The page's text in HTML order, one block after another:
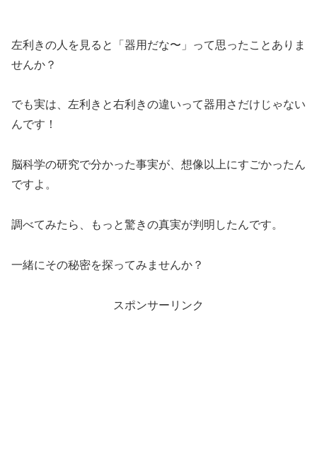
左利きの人を見ると「器用だな〜」って思ったことありま
せんか？
でも実は、左利きと右利きの違いって器用さだけじゃない
んです！
脳科学の研究で分かった事実が、想像以上にすごかったん
ですよ。
調べてみたら、もっと驚きの真実が判明したんです。
一緒にその秘密を探ってみませんか？
スポンサーリンク